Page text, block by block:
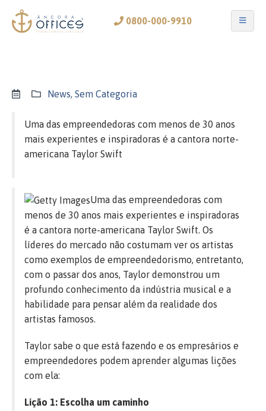
0800-000-9910
News, Sem Categoria
Uma das empreendedoras com menos de 30 anos
mais experientes e inspiradoras é a cantora norte-
americana Taylor Swift
Uma das empreendedoras com
menos de 30 anos mais experientes e inspiradoras
é a cantora norte-americana Taylor Swift. Os
líderes do mercado não costumam ver os artistas
como exemplos de empreendedorismo, entretanto,
com o passar dos anos, Taylor demonstrou um
profundo conhecimento da indústria musical e a
habilidade para pensar além da realidade dos
artistas famosos.
Taylor sabe o que está fazendo e os empresários e
empreendedores podem aprender algumas lições
com ela:
Lição 1: Escolha um caminho